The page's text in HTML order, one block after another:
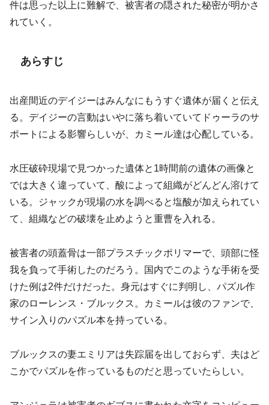
件は思った以上に難解で、被害者の隠された秘密が明かさ
れていく。
あらすじ
出産間近のデイジーはみんなにもうすぐ遺体が届くと伝え
る。デイジーの言動はいやに落ち着いていてドゥーラのサ
ポートによる影響らしいが、カミール達は心配している。
水圧破砕現場で見つかった遺体と1時間前の遺体の画像と
では大きく違っていて、酸によって組織がどんどん溶けて
いる。ジャックが現場の水を調べると塩酸が加えられてい
て、組織などの破壊を止めようと重曹を入れる。
被害者の頭蓋骨は一部プラスチックポリマーで、頭部に怪
我を負って手術したのだろう。国内でこのような手術を受
けた例は2件だけだった。身元はすぐに判明し、パズル作
家のローレンス・ブルックス。カミールは彼のファンで、
サイン入りのパズル本を持っている。
ブルックスの妻エミリアは失踪届を出しておらず、夫はど
こかでパズルを作っているものだと思っていたらしい。